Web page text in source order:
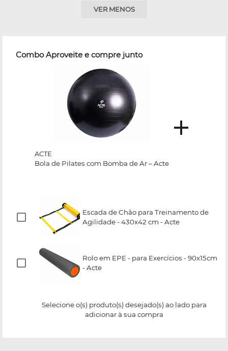
VER MENOS
Combo Aproveite e compre junto
ACTE
Bola de Pilates com Bomba de Ar – Acte
Escada de Chão para Treinamento de
Agilidade - 430x42 cm - Acte
Rolo em EPE - para Exercícios - 90x15cm
- Acte
Selecione o(s) produto(s) desejado(s) ao lado para
adicionar à sua compra